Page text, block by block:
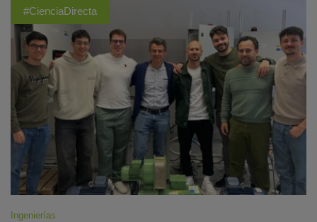
#CienciaDirecta
Ingenierías